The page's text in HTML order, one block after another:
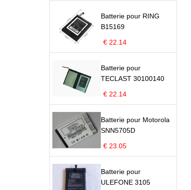
Batterie pour RING
B15169
€ 22.14
Batterie pour
TECLAST 30100140
€ 22.14
Batterie pour Motorola
SNN5705D
€ 23.05
Batterie pour
ULEFONE 3105